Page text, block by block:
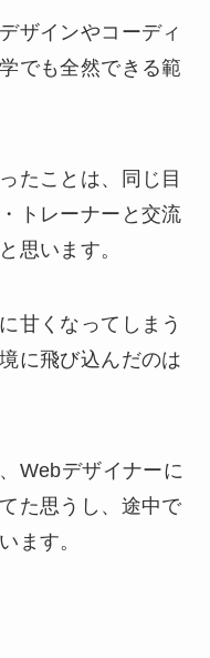
ザインやコーディ
でも全然できる範
たことは、同じ目
トレーナーと交流
思います。
甘くなってしまう
に飛び込んだのは
Webデザイナーに
た思うし、途中で
ます。